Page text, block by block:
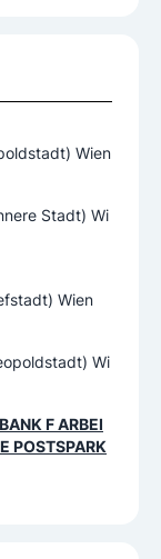
Wien
Stadt) Wi
Wien
Wi
F ARBEI
POSTSPARK